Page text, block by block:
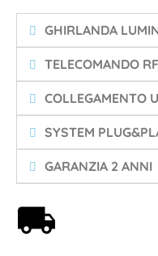
GHIRLANDA
TELECOMANDO
COLLEGAMENTO
SYSTEM
GARANZIA 2 ANNI